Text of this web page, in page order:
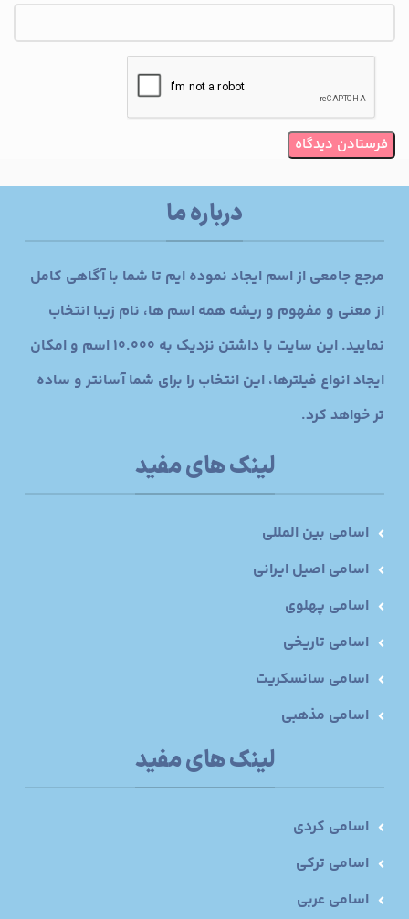
درباره ما
مرجع جامعی از اسم ایجاد نموده ایم تا شما با آگاهی کامل
از معنی و مفهوم و ریشه همه اسم ها، نام زیبا انتخاب
نمایید. این سایت با داشتن نزدیک به 10.000 اسم و امکان
ایجاد انواع فیلترها، این انتخاب را برای شما آسانتر و ساده
تر خواهد کرد.
لینک های مفید
اسامی بین المللی
اسامی اصیل ایرانی
اسامی پهلوی
اسامی تاریخی
اسامی سانسکریت
اسامی مذهبی
لینک های مفید
اسامی کردی
اسامی ترکی
اسامی عربی